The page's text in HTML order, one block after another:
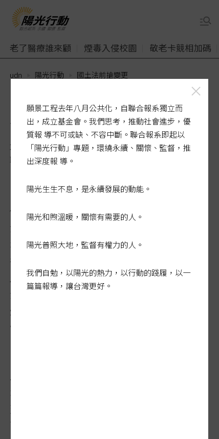
老了醫療誰來顧 煙毒入侵校園 敬老卡競相加碼
udn 陽光行動 國土法前搶變更
冷眼集／移峰填谷 政府該有
公平機制
2024-08-06 00:32:54
聯合報 / 本報記者侯俐安
攸關國家未來百年土地使用方式的國土計畫
法，還未上路就演變成一場從中央、地方到
地主的大亂鬥。走訪全台各地，土地畫分彷
彿正在進行一場五鬼搬運的大風吹，在追逐
土地利益的過程中也逐漸背離永續發展的立
法初衷，背後原因除了台灣自始至終欠缺整
體國土藍圖，改制過程更缺乏公平正義的機
制。
上地價炒作持續翻漲，當地主在農地上東一
塊、西一塊零碎變更，最後再化整為零成為
建地或工廠，甚至還能被政府徵收為科學園
區，一夕致富案例遍地都是，到近年國家資
願景工程去年八月公共化，自聯合報系獨立而
出，成立基金會。我們思考，推動社會進步，優
質報 導不可或缺、不容中斷。聯合報系即起以
「陽光行動」專題，環繞永續、關懷、監督，推
出深度報 導。
陽光生生不息，是永續發展的動能。
陽光和煦溫暖，關懷有需要的人。
陽光普照大地，監督有權力的人。
我們自勉，以陽光的熱力，以行動的踐履，以一
篇篇報導，讓台灣更好。